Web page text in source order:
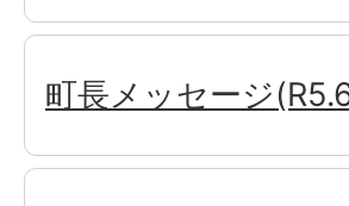
町長メッセージ